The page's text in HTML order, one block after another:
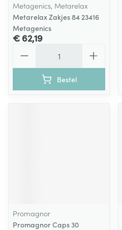
Metagenics, Metarelax
Metarelax Zakjes 84 23416
Metagenics
€ 62,19
Bestel
Promagnor
Promagnor Caps 30